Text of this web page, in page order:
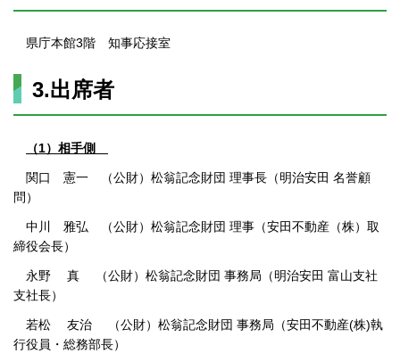
県庁本館3階 知事応接室
3.出席者
（1）相手側
関口 憲一 （公財）松翁記念財団 理事長（明治安田 名誉顧
問）
中川 雅弘 （公財）松翁記念財団 理事（安田不動産（株）取
締役会長）
永野 真 （公財）松翁記念財団 事務局（明治安田 富山支社
支社長）
若松 友治 （公財）松翁記念財団 事務局（安田不動産(株)執
行役員・総務部長）